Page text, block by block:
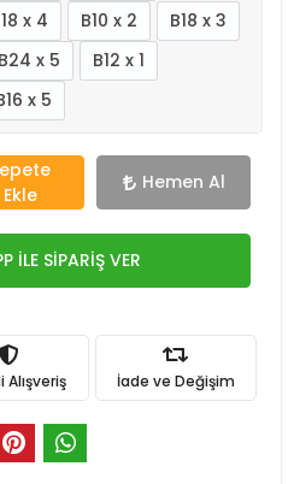
x 4 B10 x 2
B18 x 3
B24 x 5
B12 x 1
x 5
Ekle
Hemen Al
İLE SİPARİŞ VER
Alışveriş İade ve Değişim